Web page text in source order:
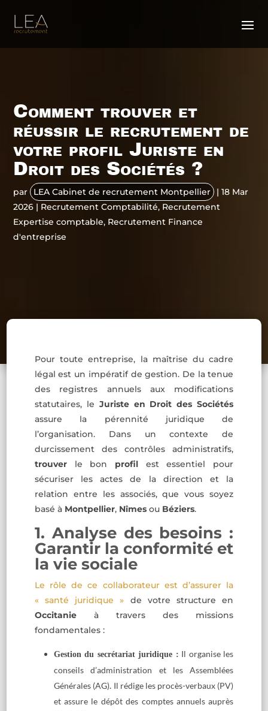
Comment trouver et
réussir le recrutement de
votre profil Juriste en
Droit des Sociétés ?
par LEA Cabinet de recrutement Montpellier |18 Mar
2026 | Recrutement Comptabilité, Recrutement
Expertise comptable, Recrutement Finance
d'entreprise
Pour toute entreprise, la maîtrise du cadre
légal est un impératif de gestion. De la tenue
des registres annuels aux modifications
statutaires, le Juriste en Droit des Sociétés
assure la pérennité juridique de
l’organisation. Dans un contexte de
durcissement des contrôles administratifs,
trouverle bon profil est essentiel pour
sécuriser les actes de la direction et la
relation entre les associés, que vous soyez
basé à Montpellier, Nîmesou Béziers.
1. Analyse des besoins :
Garantir la conformité et
la vie sociale
Le rôle de ce collaborateur est d’assurer la
« santé juridique » de votre structure en
Occitanieà travers des missions
fondamentales :
Gestion du secrétariat juridique : Il organise les
conseils d’administration et les Assemblées
Générales (AG). Il rédige les procès-verbaux (PV)
et assure le dépôt des comptes annuels auprès